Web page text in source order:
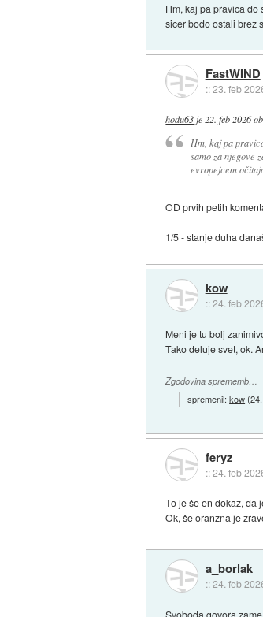
Hm, kaj pa pravica
sicer bodo ostali brez
FastWIND
::23. feb
hodu63 je 22. feb 2026
Hm, kaj pa
samo za njegove
evropejcem
OD prvih petih
1/5 - stanje duha
kow
::24. feb
Meni je tu bolj
Tako deluje svet, ok.
Zgodovina sprememb…
spremenil:kow(
feryz
::24. feb
To je še en dokaz, da
Ok, še oranžna je
a_borlak
::24. feb
Svoboda govora